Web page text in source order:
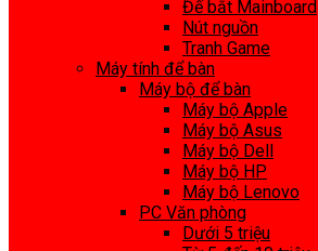
Đế bắt Mainboard
Nút nguồn
Tranh Game
Máy tính để bàn
Máy bộ để bàn
Máy bộ Apple
Máy bộ Asus
Máy bộ Dell
Máy bộ HP
Máy bộ Lenovo
PC Văn phòng
Dưới 5 triệu